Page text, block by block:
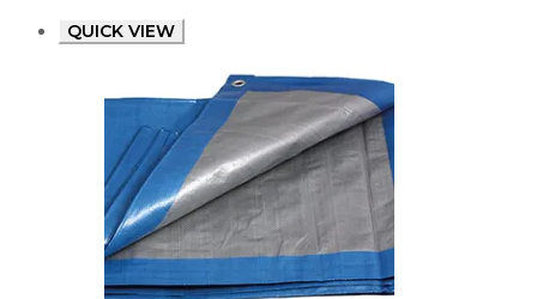
QUICK VIEW